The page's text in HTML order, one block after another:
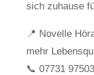
sich zuhause
📍 Novelle
mehr
📞 07731